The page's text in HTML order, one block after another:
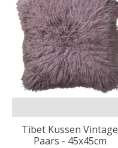
Tibet Kussen Vintage
Paars - 45x45cm